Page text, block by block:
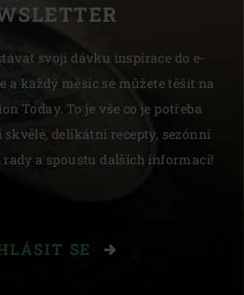
svoji dávku inspirace do e-
a každý měsíc se můžete těšit na
Today. To je vše co je potřeba
delikátní recepty, sezónní
a spoustu dalších informací!
SE